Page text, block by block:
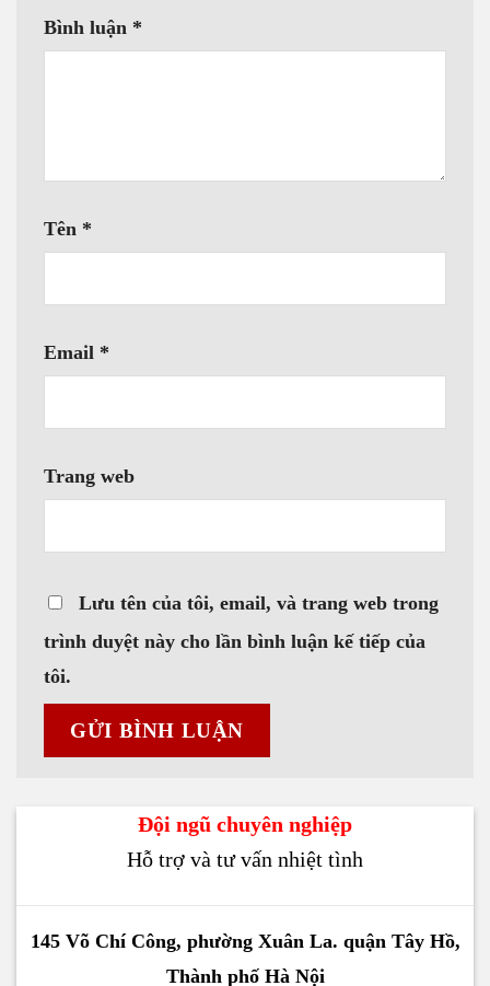
Bình luận *
Tên *
Email *
Trang web
Lưu tên của tôi, email, và trang web trong
trình duyệt này cho lần bình luận kế tiếp của
tôi.
Đội ngũ chuyên nghiệp
Hỗ trợ và tư vấn nhiệt tình
145 Võ Chí Công, phường Xuân La. quận Tây Hồ,
Thành phố Hà Nội